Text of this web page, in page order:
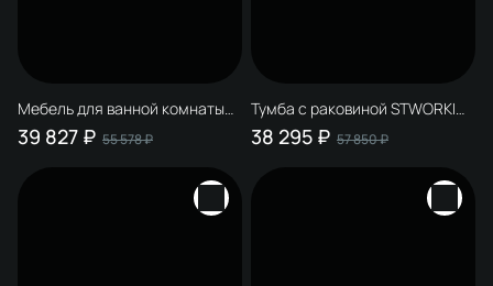
Мебель для ванной комнаты
STWORKI Молде 95 белая, со
столешницей
39 827 ₽ 55 578 ₽
Тумба с раковиной STWORKI
Молде 95 антрацит,
столешница Молде 95,
38 295 ₽ 57 850 ₽